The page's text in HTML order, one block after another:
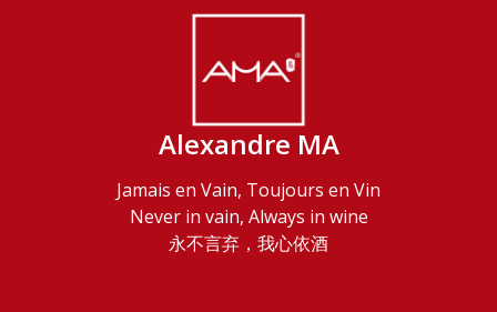
Alexandre MA
Jamais en Vain, Toujours en Vin
Never in vain, Always in wine
永不言弃，我心依酒